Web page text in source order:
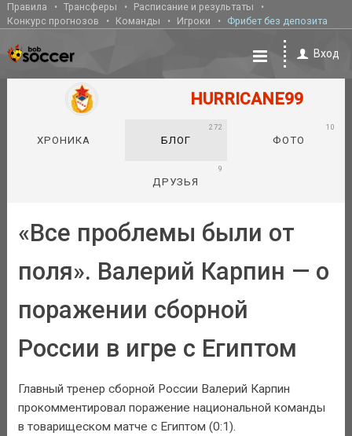
Правила Трансферы
Расписание и результаты
Конкурс прогнозов
Команды Игроки Фрибет без депозита
Вход
HURRICANE99
ХРОНИКА БЛОГ
272
ФОТО
10
ДРУЗЬЯ
9
«Все проблемы были от
поля». Валерий Карпин — о
поражении сборной
России в игре с Египтом
Главный тренер сборной России Валерий Карпин
прокомментировал поражение национальной команды
в товарищеском матче с Египтом (0:1).